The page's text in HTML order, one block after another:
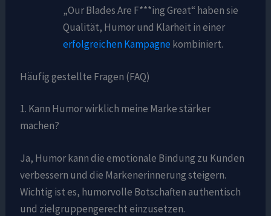
„Our Blades Are F***ing Great“ haben sie
Qualität, Humor und Klarheit in einer
erfolgreichen Kampagnekombiniert.
Häufig gestellte Fragen (FAQ)
1. Kann Humor wirklich meine Marke stärker
machen?
Ja, Humor kann die emotionale Bindung zu Kunden
verbessern und die Markenerinnerung steigern.
Wichtig ist es, humorvolle Botschaften authentisch
und zielgruppengerecht einzusetzen.